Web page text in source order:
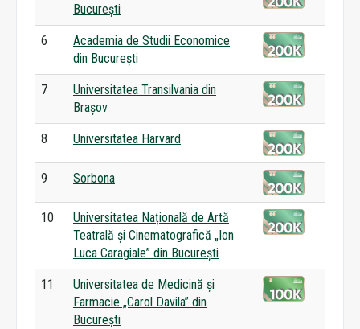
București
6
Academia de Studii Economice
din București
7
Universitatea Transilvania din
Brașov
8 Universitatea Harvard
9 Sorbona
10
Universitatea Națională de Artă
Teatrală și Cinematografică „Ion
Luca Caragiale” din București
11
Universitatea de Medicină și
Farmacie „Carol Davila” din
București